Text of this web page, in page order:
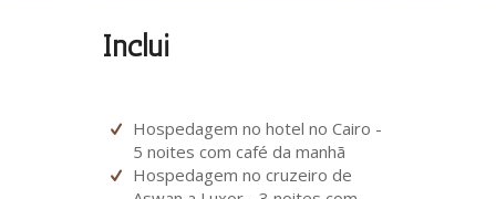
Inclui
Hospedagem no hotel no Cairo -
5 noites com café da manhã
Hospedagem no cruzeiro de